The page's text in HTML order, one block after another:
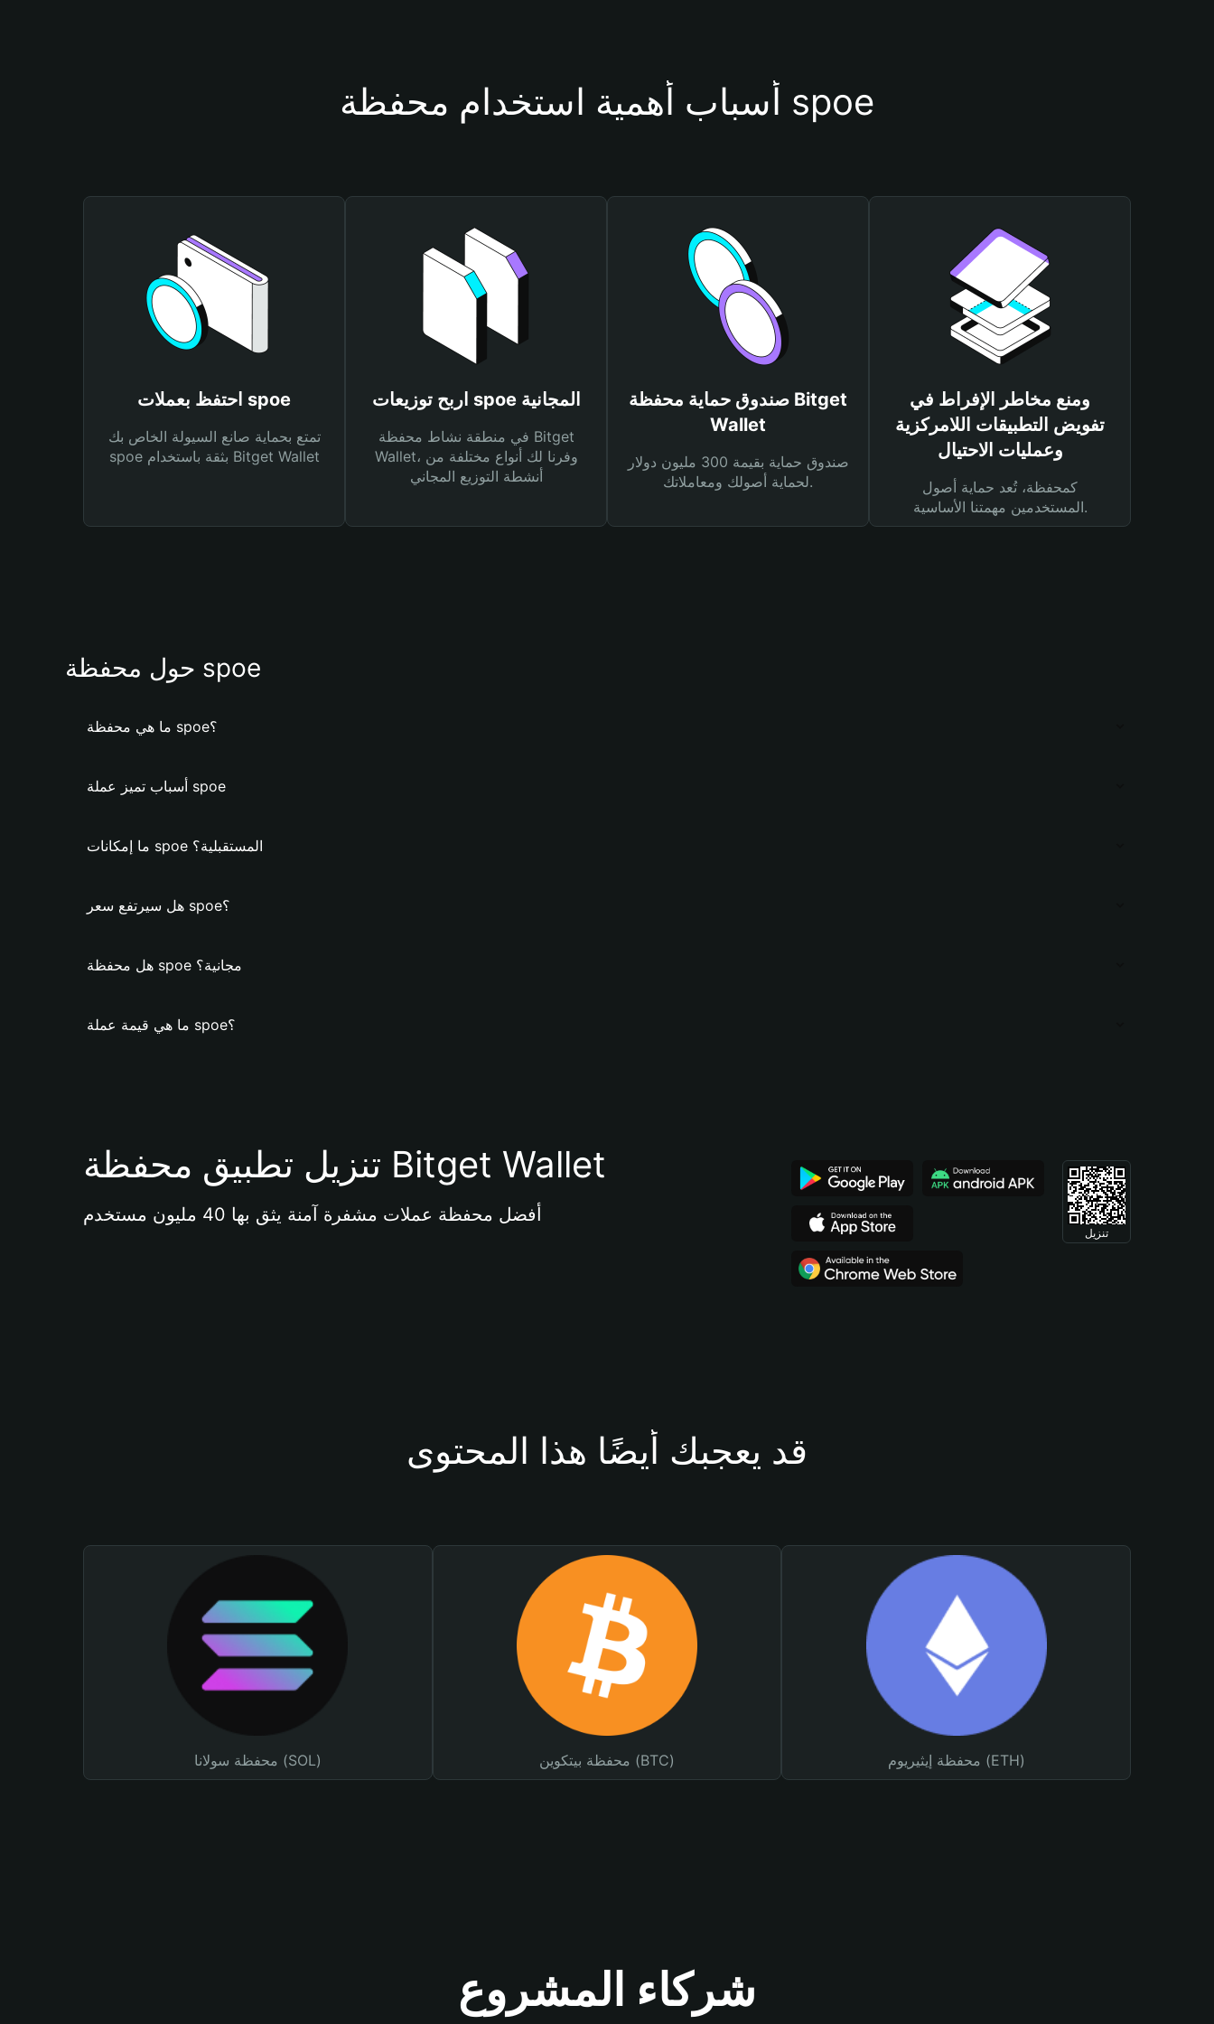
أسباب أهمية استخدام محفظة spoe
احتفظ بعملات spoe
تمتع بحماية صانع السيولة الخاص بك
spoe بثقة باستخدام Bitget Wallet
اربح توزيعات spoe المجانية
في منطقة نشاط محفظة Bitget
Wallet، وفرنا لك أنواع مختلفة من
أنشطة التوزيع المجاني
صندوق حماية محفظة Bitget
Wallet
صندوق حماية بقيمة 300 مليون دولار
لحماية أصولك ومعاملاتك.
ومنع مخاطر الإفراط في
تفويض التطبيقات اللامركزية
وعمليات الاحتيال
كمحفظة، تُعد حماية أصول
المستخدمين مهمتنا الأساسية.
حول محفظة spoe
ما هي محفظة spoe؟
أسباب تميز عملة spoe
ما إمكانات spoe المستقبلية؟
هل سيرتفع سعر spoe؟
هل محفظة spoe مجانية؟
ما هي قيمة عملة spoe؟
تنزيل تطبيق محفظة Bitget Wallet
أفضل محفظة عملات مشفرة آمنة يثق بها 40 مليون مستخدم
تنزيل
قد يعجبك أيضًا هذا المحتوى
محفظة سولانا (SOL) محفظة بيتكوين (BTC) محفظة إيثيريوم (ETH)
شركاء المشروع